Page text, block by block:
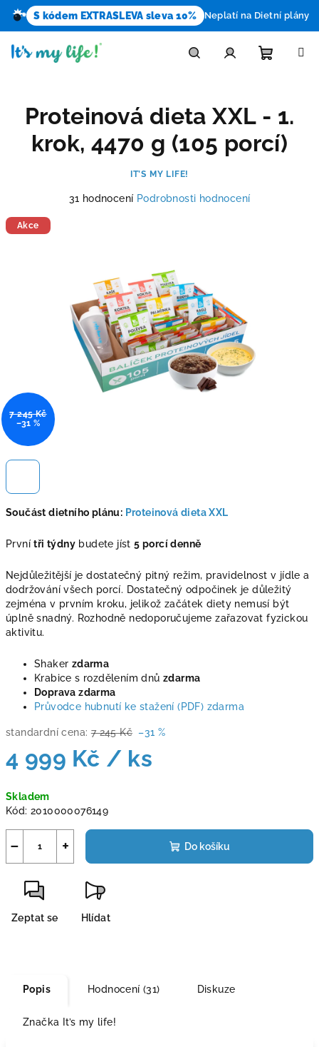
S kódem EXTRASLEVA sleva 10% Neplatí na Dietní plány
košík
Součást dietního plánu: Proteinová dieta XXL
Prvnítři týdny budete jíst5 porcí denně
Nejdůležitější je dostatečný pitný režim, pravidelnost v jídle a
dodržování všech porcí. Dostatečný odpočinek je důležitý
zejména v prvním kroku, jelikož začátek diety nemusí být
úplně snadný. Rozhodně nedoporučujeme zařazovat fyzickou
aktivitu.
Shaker zdarma
Krabice s rozdělením dnů zdarma
Doprava zdarma
Průvodce hubnutí ke stažení (PDF) zdarma
standardní cena: 7 245 Kč –31 %
4 999 Kč / ks
cena:
Skladem
Kód: 2010000076149
+
− Do košíku
Zeptat se Hlídat
Proteinová dieta XXL - 1.
krok, 4470 g (105 porcí)
IT’S MY LIFE!
produktu
31 hodnocení Podrobnosti hodnocení
Akce
7 245 Kč
–31 %
Popis Hodnocení (31) Diskuze
Značka It’s my life!